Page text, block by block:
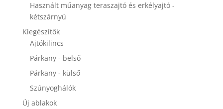
Használt műanyag teraszajtó és erkélyajtó -
kétszárnyú
Kiegészítők
Ajtókilincs
Párkany - belső
Párkany - külső
Szúnyoghálók
Új ablakok